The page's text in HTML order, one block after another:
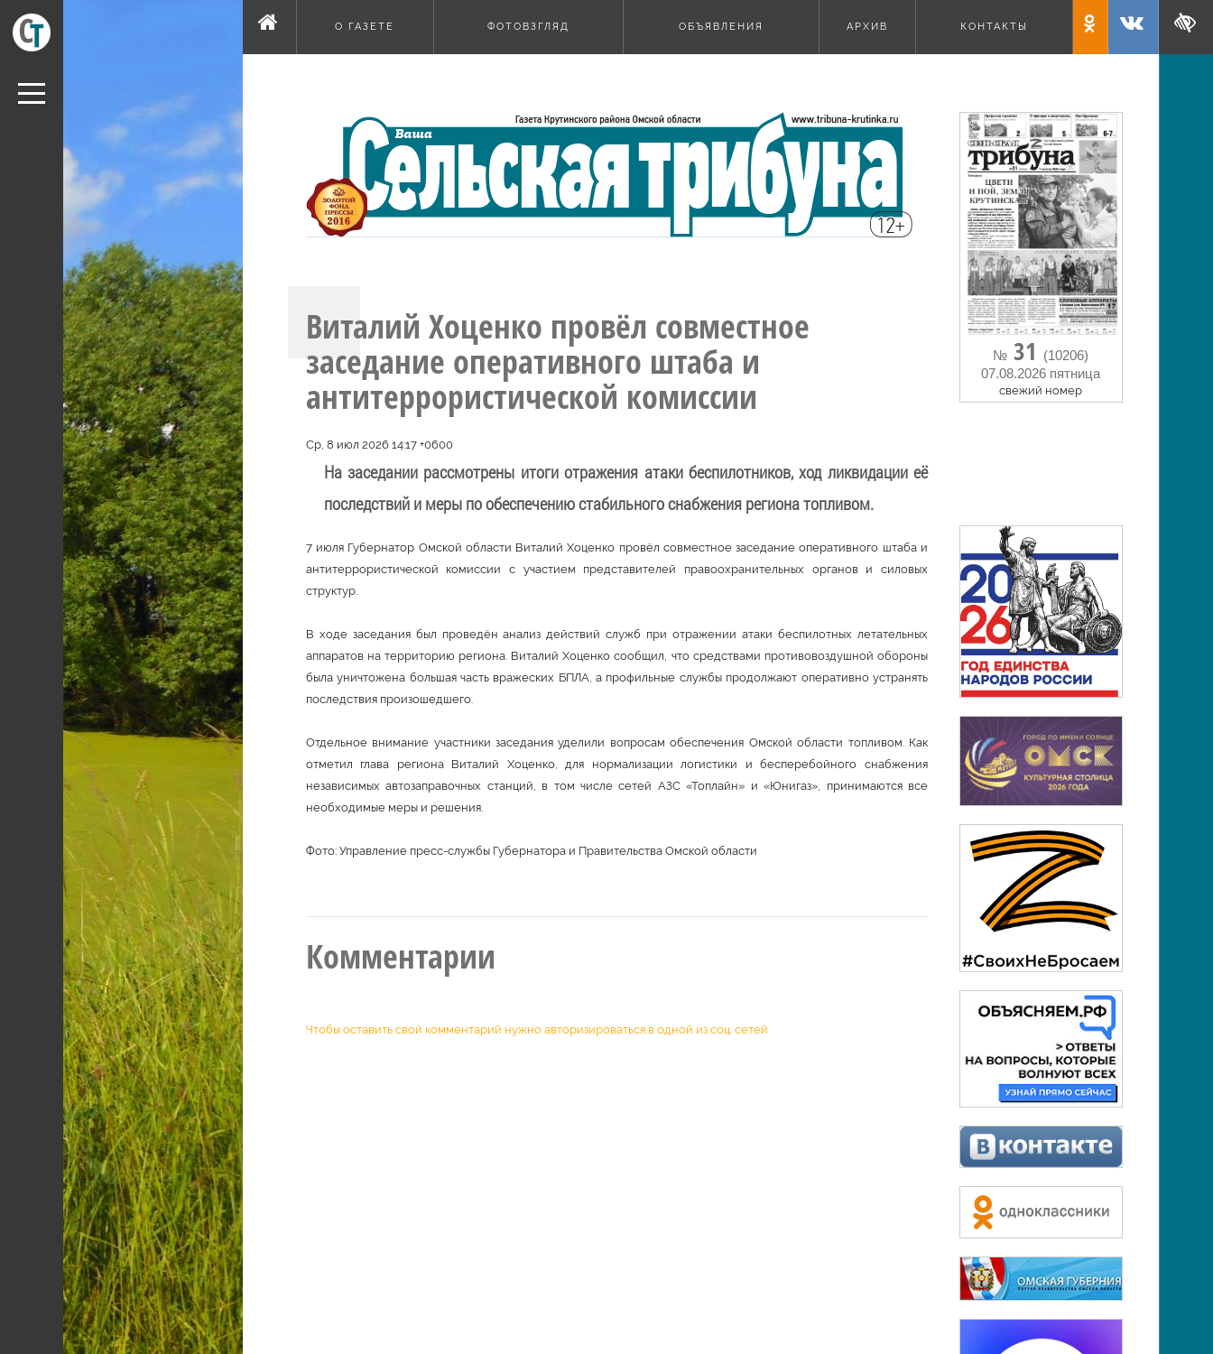
О ГАЗЕТЕ ФОТОВЗГЛЯД ОБЪЯВЛЕНИЯ АРХИВ КОНТАКТЫ
Виталий Хоценко провёл совместное
заседание оперативного штаба и
антитеррористической комиссии
Ср, 8 июл 2026 14:17 +0600
На заседании рассмотрены итоги отражения атаки беспилотников, ход ликвидации её
последствий и меры по обеспечению стабильного снабжения региона топливом.
7 июля Губернатор Омской области Виталий Хоценко провёл совместное заседание оперативного штаба и
антитеррористической комиссии с участием представителей правоохранительных органов и силовых
структур.
В ходе заседания был проведён анализ действий служб при отражении атаки беспилотных летательных
аппаратов на территорию региона. Виталий Хоценко сообщил, что средствами противовоздушной обороны
была уничтожена большая часть вражеских БПЛА, а профильные службы продолжают оперативно устранять
последствия произошедшего.
Отдельное внимание участники заседания уделили вопросам обеспечения Омской области топливом. Как
отметил глава региона Виталий Хоценко, для нормализации логистики и бесперебойного снабжения
независимых автозаправочных станций, в том числе сетей АЗС «Топлайн» и «Юнигаз», принимаются все
необходимые меры и решения.
Фото: Управление пресс-службы Губернатора и Правительства Омской области
Комментарии
Чтобы оставить свой комментарий нужно авторизироваться в одной из соц. сетей
№ 31
(10206)
07.08.2026 пятница
cвежий номер